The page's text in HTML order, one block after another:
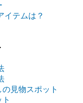
イテムは？
見物スポット